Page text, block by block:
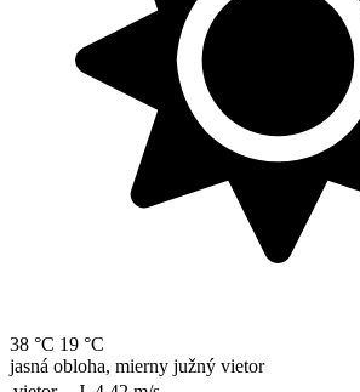
38 °C 19 °C
jasná obloha, mierny južný vietor